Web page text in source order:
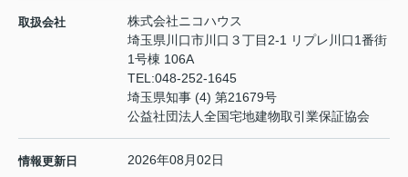
取扱会社
株式会社ニコハウス
埼玉県川口市川口３丁目2-1 リプレ川口1番街
1号棟 106A
TEL:048-252-1645
埼玉県知事 (4) 第21679号
公益社団法人全国宅地建物取引業保証協会
情報更新日 2026年08月02日